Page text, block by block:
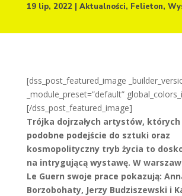
19 lip, 2022 Aktualności, Felieton,
[dss_post_featured_image
_module_preset=”default”
[/dss_post_featured_image]
Trójka dojrzałych artystów, których
podobne podejście do sztuki oraz
kosmopolityczny tryb życia to
na intrygującą wystawę. W
Le Guern swoje prace pokazują:
Borzobohaty, Jerzy Budziszewski i